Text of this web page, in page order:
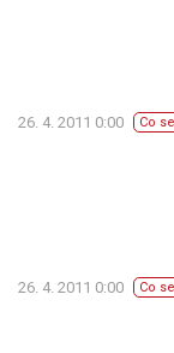
26. 4. 2011 0:00 Co
26. 4. 2011 0:00 Co